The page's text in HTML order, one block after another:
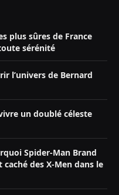
plus sûres de France
sérénité
l’univers de Bernard
un doublé céleste
Spider-Man Brand
des X-Men dans le